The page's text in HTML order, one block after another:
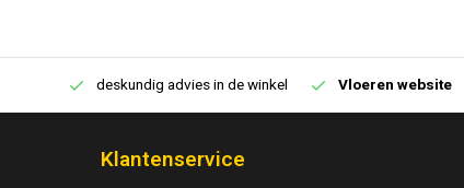
deskundig advies in de winkel Vloeren website
Klantenservice